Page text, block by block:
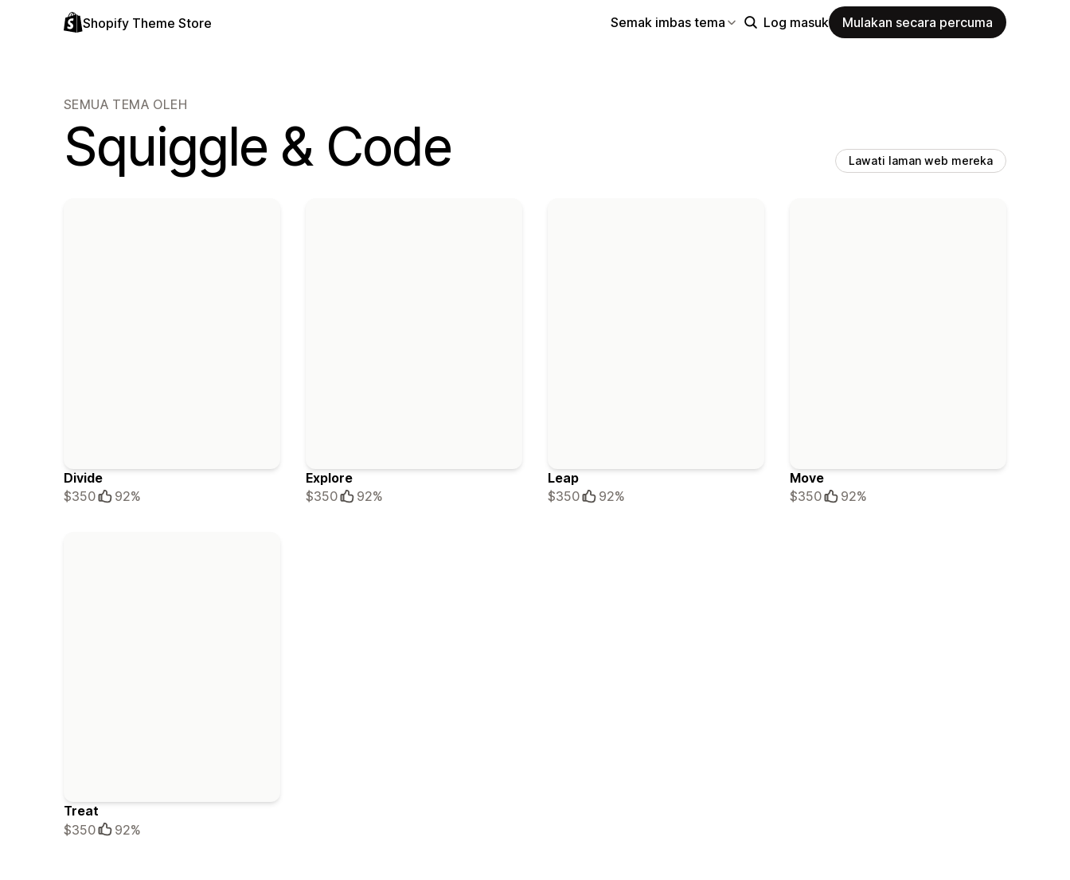
Shopify Theme Store Semak imbas tema Log masuk Mulakan secara percuma
SEMUA TEMA OLEH
Squiggle & Code Lawati laman web mereka
Divide
$350
92%
Explore
$350
92%
Leap
$350
92%
Move
$350
92%
Treat
$350
92%